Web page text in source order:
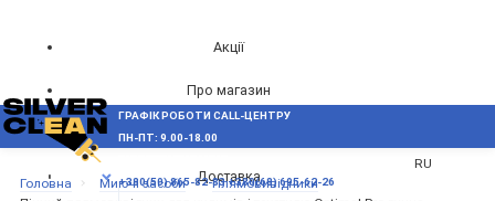
Акції
Про магазин
Блог
Доставка
RU
МЕНЮ
ГРАФІК РОБОТИ CALL-ЦЕНТРУ
ПН-ПТ: 9.00-18.00
+380(50) 865-82-83+380(68) 695-62-26
Головна Миючі засоби
Плямовивідники